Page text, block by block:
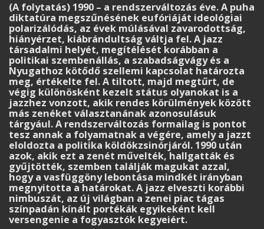
(A folytatás) 1990 – a rendszerváltozás éve. A puha
diktatúra megszűnésének eufóriáját ideológiai
polarizálódás, az évek múlásával zavarodottság,
hiányérzet, kiábrándultság váltja fel. A jazz
társadalmi helyét, megítélését korábban a
politikai szembenállás, a szabadságvágy és a
Nyugathoz kötődő szellemi kapcsolat határozta
meg, értékelte fel. A tiltott, majd megtűrt, de
végig különösként kezelt státus olyanokat is a
jazzhez vonzott, akik rendes körülmények között
más zenéket választanának azonosulásuk
tárgyául. A rendszerváltozás formailag is pontot
tesz annak a folyamatnak a végére, amely a jazzt
eloldozta a politika köldökzsinórjáról. 1990 után
azok, akik ezt a zenét művelték, hallgatták és
gyűjtötték, szemben találják magukat azzal,
hogy a vasfüggöny lebontása mindkét irányban
megnyitotta a határokat. A jazz elveszti korábbi
nimbuszát, az új világban a zenei piac tágas
színpadán kínált portékák egyikeként kell
versengenie a fogyasztók kegyeiért.